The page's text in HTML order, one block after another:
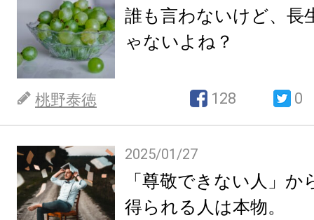
誰も言わないけど、長
ゃないよね？
桃野泰徳 128 0
2025/01/27
「尊敬できない人」
得られる人は本物。